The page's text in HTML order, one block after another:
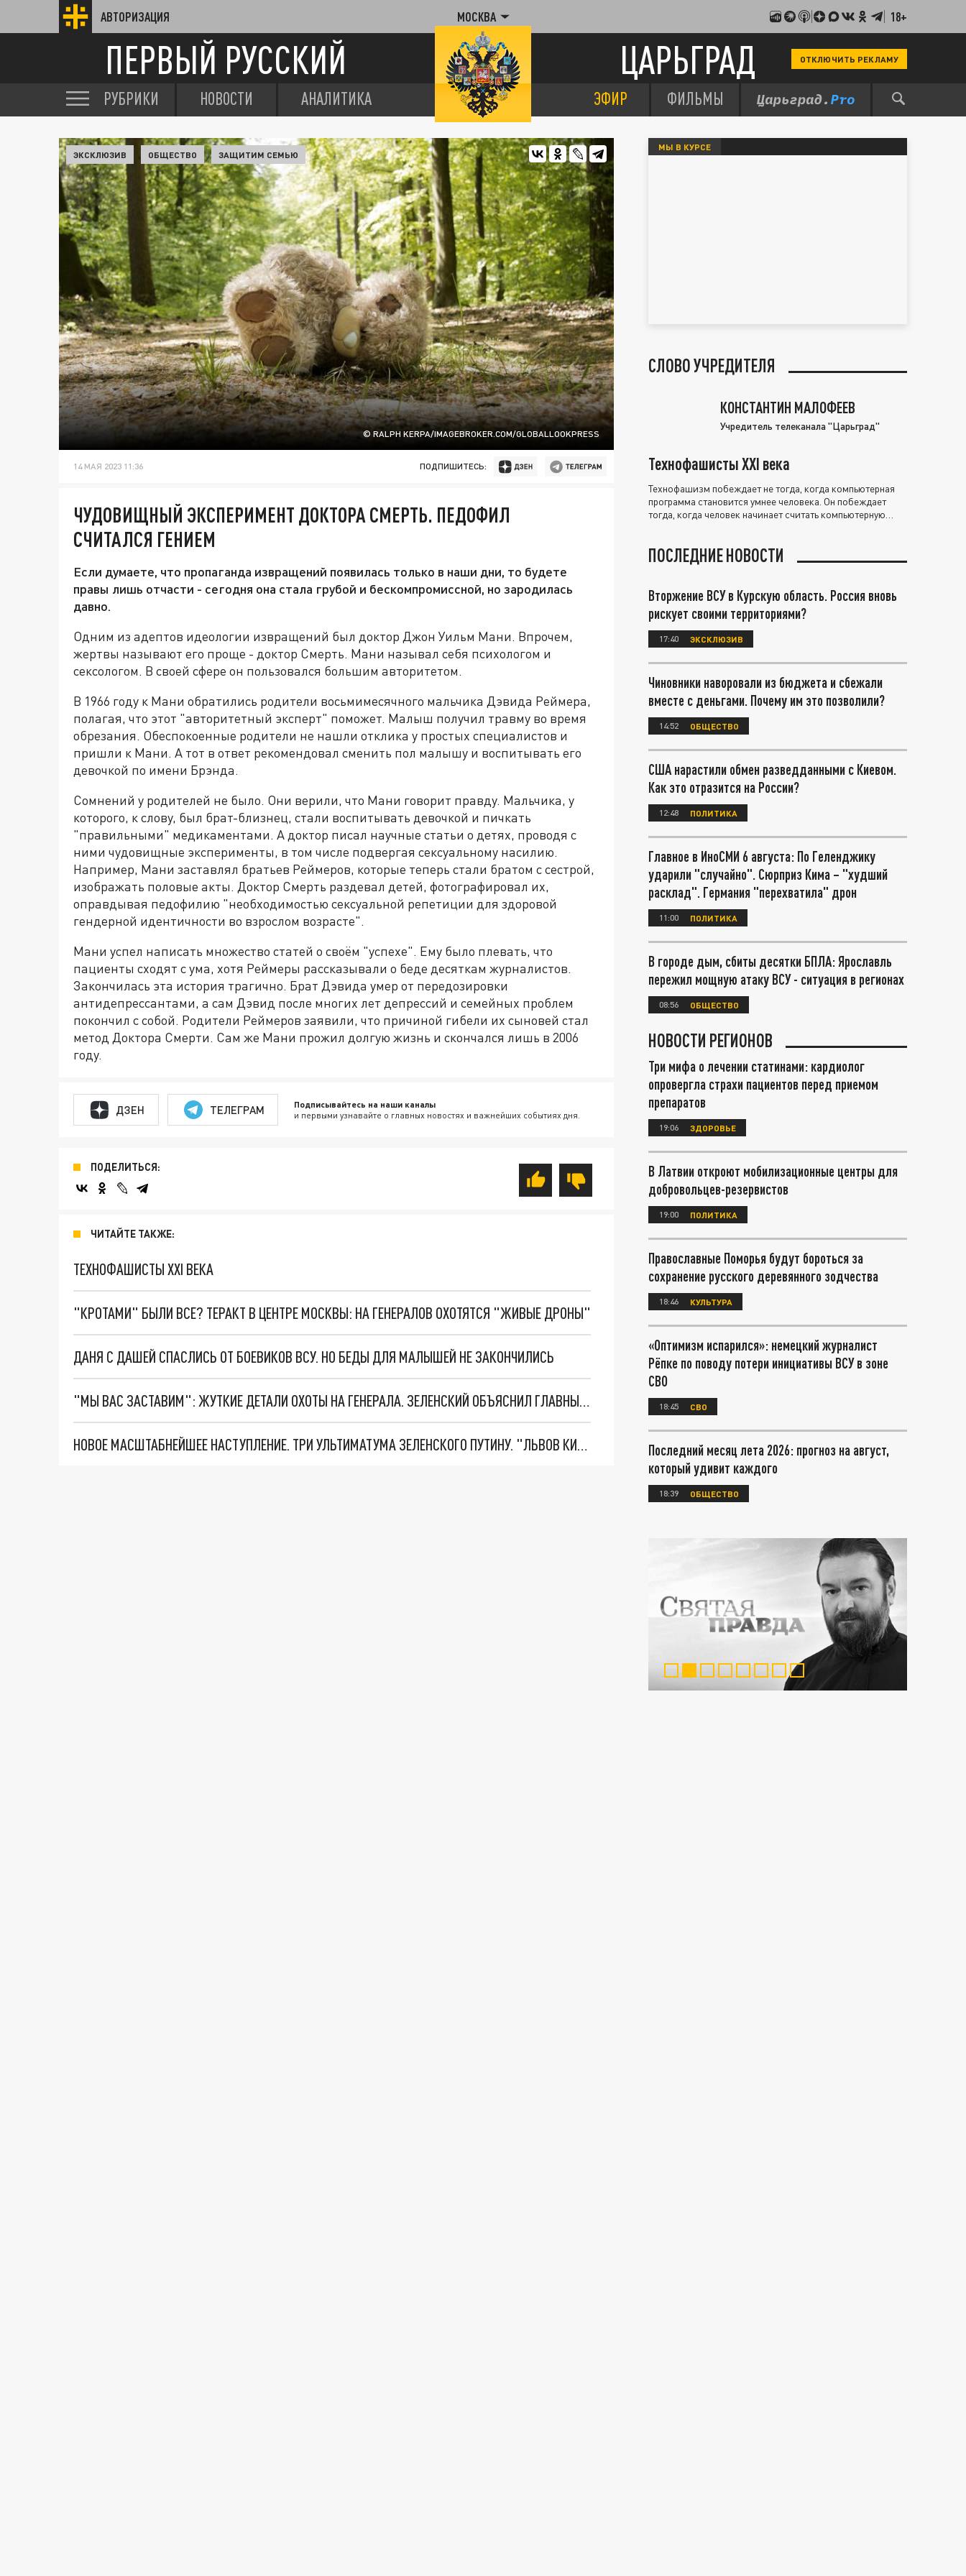
АВТОРИЗАЦИЯ МОСКВА 18+
ПЕРВЫЙ РУССКИЙ ЦАРЬГРАД ОТКЛЮЧИТЬ РЕКЛАМУ
РУБРИКИ НОВОСТИ АНАЛИТИКА ЭФИР ФИЛЬМЫ
© RALPH KERPA/IMAGEBROKER.COM/GLOBALLOOKPRESS
ЭКСКЛЮЗИВ ОБЩЕСТВО ЗАЩИТИМ СЕМЬЮ
14 МАЯ 2023 11:36 ПОДПИШИТЕСЬ:
ЧУДОВИЩНЫЙ ЭКСПЕРИМЕНТ ДОКТОРА СМЕРТЬ. ПЕДОФИЛ
СЧИТАЛСЯ ГЕНИЕМ
Если думаете, что пропаганда извращений появилась только в наши дни, то будете
правы лишь отчасти - сегодня она стала грубой и бескомпромиссной, но зародилась
давно.
Одним из адептов идеологии извращений был доктор Джон Уильм Мани. Впрочем,
жертвы называют его проще - доктор Смерть. Мани называл себя психологом и
сексологом. В своей сфере он пользовался большим авторитетом.
В 1966 году к Мани обратились родители восьмимесячного мальчика Дэвида Реймера,
полагая, что этот "авторитетный эксперт" поможет. Малыш получил травму во время
обрезания. Обеспокоенные родители не нашли отклика у простых специалистов и
пришли к Мани. А тот в ответ рекомендовал сменить пол малышу и воспитывать его
девочкой по имени Брэнда.
Сомнений у родителей не было. Они верили, что Мани говорит правду. Мальчика, у
которого, к слову, был брат-близнец, стали воспитывать девочкой и пичкать
"правильными" медикаментами. А доктор писал научные статьи о детях, проводя с
ними чудовищные эксперименты, в том числе подвергая сексуальному насилию.
Например, Мани заставлял братьев Реймеров, которые теперь стали братом с сестрой,
изображать половые акты. Доктор Смерть раздевал детей, фотографировал их,
оправдывая педофилию "необходимостью сексуальной репетиции для здоровой
гендерной идентичности во взрослом возрасте".
Мани успел написать множество статей о своём "успехе". Ему было плевать, что
пациенты сходят с ума, хотя Реймеры рассказывали о беде десяткам журналистов.
Закончилась эта история трагично. Брат Дэвида умер от передозировки
антидепрессантами, а сам Дэвид после многих лет депрессий и семейных проблем
покончил с собой. Родители Реймеров заявили, что причиной гибели их сыновей стал
метод Доктора Смерти. Сам же Мани прожил долгую жизнь и скончался лишь в 2006
году.
ДЗЕН ТЕЛЕГРАМ Подписывайтесь на наши каналы
и первыми узнавайте о главных новостях и важнейших событиях дня.
ПОДЕЛИТЬСЯ:
ЧИТАЙТЕ ТАКЖЕ:
ТЕХНОФАШИСТЫ XXI ВЕКА
"КРОТАМИ" БЫЛИ ВСЕ? ТЕРАКТ В ЦЕНТРЕ МОСКВЫ: НА ГЕНЕРАЛОВ ОХОТЯТСЯ "ЖИВЫЕ ДРОНЫ"
ДАНЯ С ДАШЕЙ СПАСЛИСЬ ОТ БОЕВИКОВ ВСУ. НО БЕДЫ ДЛЯ МАЛЫШЕЙ НЕ ЗАКОНЧИЛИСЬ
"МЫ ВАС ЗАСТАВИМ": ЖУТКИЕ ДЕТАЛИ ОХОТЫ НА ГЕНЕРАЛА. ЗЕЛЕНСКИЙ ОБЪЯСНИЛ ГЛАВНЫЙ СМЫСЛ ТЕРАКТА В ЦЕНТРЕ МОСКВЫ
НОВОЕ МАСШТАБНЕЙШЕЕ НАСТУПЛЕНИЕ. ТРИ УЛЬТИМАТУМА ЗЕЛЕНСКОГО ПУТИНУ. "ЛЬВОВ КИМА" ПОСТАВЯТ НА ПВО? ГЛОБАЛЬНЫЙ ПРОРЫВ ПОД ЗАПОРОЖЬЕМ
МЫ В КУРСЕ
СЛОВО УЧРЕДИТЕЛЯ
КОНСТАНТИН МАЛОФЕЕВ
Учредитель телеканала "Царьград"
Технофашисты XXI века
Технофашизм побеждает не тогда, когда компьютерная
программа становится умнее человека. Он побеждает
тогда, когда человек начинает считать компьютерную
ПОСЛЕДНИЕ НОВОСТИ
Вторжение ВСУ в Курскую область. Россия вновь
рискует своими территориями?
17:40 ЭКСКЛЮЗИВ
Чиновники наворовали из бюджета и сбежали
вместе с деньгами. Почему им это позволили?
14:52 ОБЩЕСТВО
США нарастили обмен разведданными с Киевом.
Как это отразится на России?
12:48 ПОЛИТИКА
Главное в ИноСМИ 6 августа: По Геленджику
ударили "случайно". Сюрприз Кима – "худший
расклад". Германия "перехватила" дрон
11:00 ПОЛИТИКА
В городе дым, сбиты десятки БПЛА: Ярославль
пережил мощную атаку ВСУ - ситуация в регионах
08:56 ОБЩЕСТВО
НОВОСТИ РЕГИОНОВ
Три мифа о лечении статинами: кардиолог
опровергла страхи пациентов перед приемом
препаратов
19:06 ЗДОРОВЬЕ
В Латвии откроют мобилизационные центры для
добровольцев-резервистов
19:00 ПОЛИТИКА
Православные Поморья будут бороться за
сохранение русского деревянного зодчества
18:46 КУЛЬТУРА
«Оптимизм испарился»: немецкий журналист
Рёпке по поводу потери инициативы ВСУ в зоне
СВО
18:45 СВО
Последний месяц лета 2026: прогноз на август,
который удивит каждого
18:39 ОБЩЕСТВО